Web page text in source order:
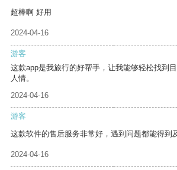
超棒啊 好用
2024-04-16
游客
这款app是我旅行的好帮手，让我能够轻松找到
人情。
2024-04-16
游客
这款软件的售后服务非常好，遇到问题都能得到
2024-04-16